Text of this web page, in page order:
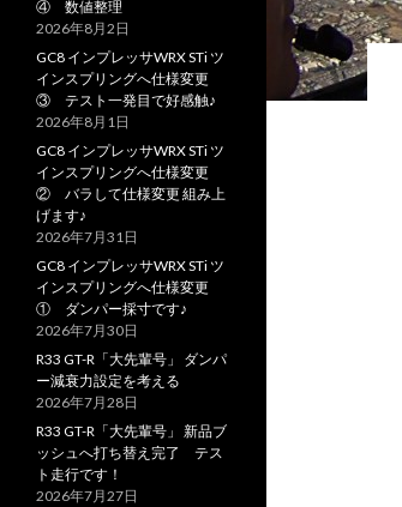
④ 数値整理
2026年8月2日
GC8 インプレッサWRX STi ツ
インスプリングへ仕様変更
③ テスト一発目で好感触♪
2026年8月1日
GC8 インプレッサWRX STi ツ
インスプリングへ仕様変更
② バラして仕様変更 組み上
げます♪
2026年7月31日
GC8 インプレッサWRX STi ツ
インスプリングへ仕様変更
① ダンパー採寸です♪
2026年7月30日
R33 GT-R「大先輩号」 ダンパ
ー減衰力設定を考える
2026年7月28日
R33 GT-R「大先輩号」 新品ブ
ッシュへ打ち替え完了 テス
ト走行です！
2026年7月27日